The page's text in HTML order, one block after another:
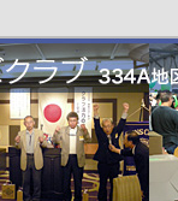
ズクラブ